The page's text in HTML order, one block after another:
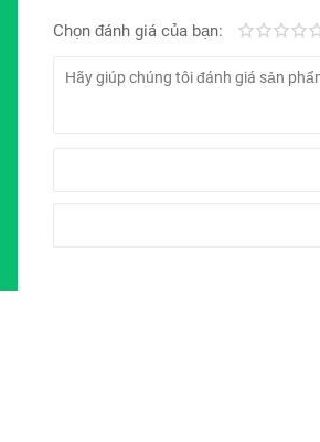
Chọn đánh giá của bạn: Fair
Kém